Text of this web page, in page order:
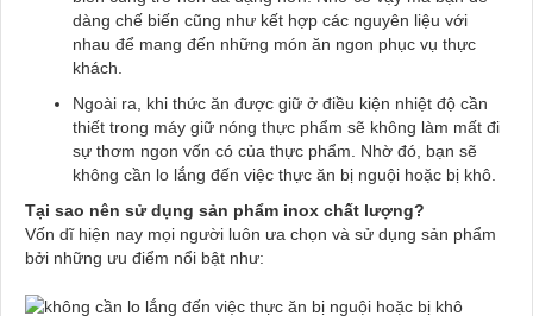
dàng chế biến cũng như kết hợp các nguyên liệu với
nhau để mang đến những món ăn ngon phục vụ thực
khách.
Ngoài ra, khi thức ăn được giữ ở điều kiện nhiệt độ cần
thiết trong máy giữ nóng thực phẩm sẽ không làm mất đi
sự thơm ngon vốn có của thực phẩm. Nhờ đó, bạn sẽ
không cần lo lắng đến việc thực ăn bị nguội hoặc bị khô.
Tại sao nên sử dụng sản phẩm inox chất lượng?
Vốn dĩ hiện nay mọi người luôn ưa chọn và sử dụng sản phẩm
bởi những ưu điểm nổi bật như: